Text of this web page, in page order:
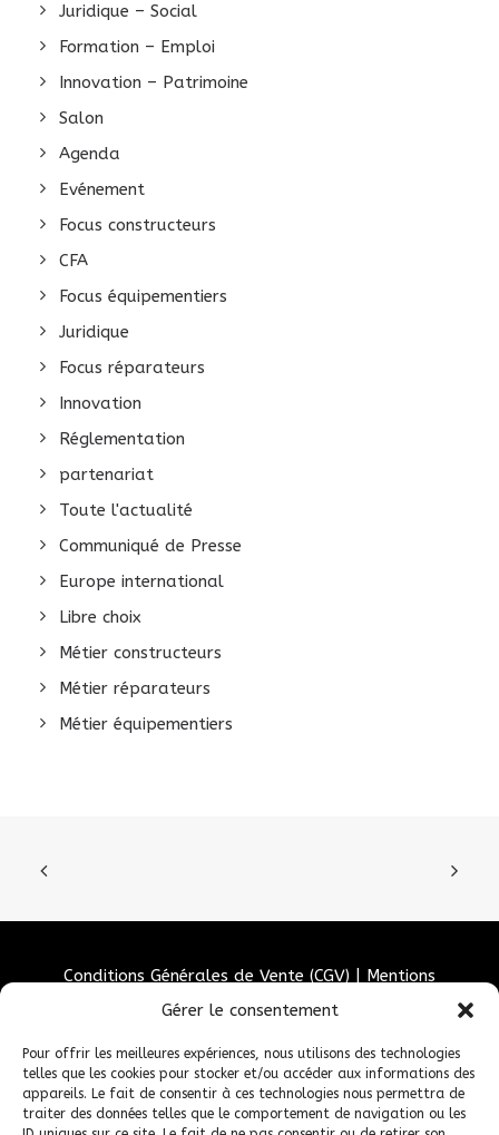
Gérer le consentement
Pour offrir les meilleures expériences, nous utilisons des technologies
telles que les cookies pour stocker et/ou accéder aux informations des
appareils. Le fait de consentir à ces technologies nous permettra de
traiter des données telles que le comportement de navigation ou les
Juridique – Social
Formation – Emploi
Innovation – Patrimoine
Salon
Agenda
Evénement
Focus constructeurs
CFA
Focus équipementiers
Juridique
Focus réparateurs
Innovation
Réglementation
partenariat
Toute l'actualité
Communiqué de Presse
Europe international
Libre choix
Métier constructeurs
Métier réparateurs
Métier équipementiers
Conditions Générales de Vente (CGV)
Mentions
Politique de confidentialité